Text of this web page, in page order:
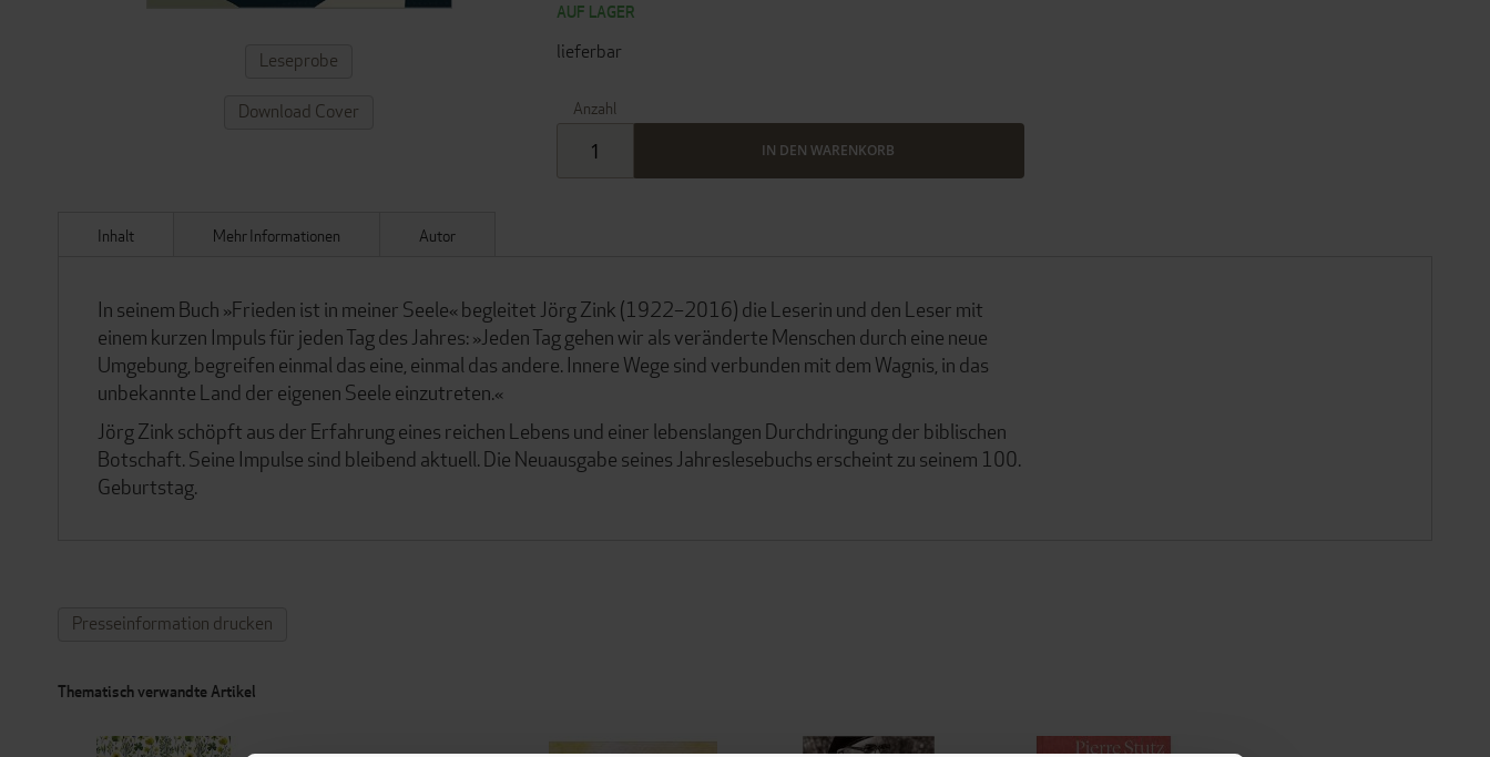
AUF LAGER
lieferbar
Anzahl
IN DEN WARENKORB
ZUM
ANFANG
BILDERGALERIE
Leseprobe
Download Cover
Inhalt
In seinem Buch »Frieden ist in meiner Seele« begleitet Jörg Zink (1922–2016) die Leserin und den Leser mit
einem kurzen Impuls für jeden Tag des Jahres: »Jeden Tag gehen wir als veränderte Menschen durch eine neue
Umgebung, begreifen einmal das eine, einmal das andere. Innere Wege sind verbunden mit dem Wagnis, in das
unbekannte Land der eigenen Seele einzutreten.«
Jörg Zink schöpft aus der Erfahrung eines reichen Lebens und einer lebenslangen Durchdringung der biblischen
Botschaft. Seine Impulse sind bleibend aktuell. Die Neuausgabe seines Jahreslesebuchs erscheint zu seinem 100.
Geburtstag.
Mehr Informationen Autor
Presseinformation drucken
Thematisch verwandte Artikel